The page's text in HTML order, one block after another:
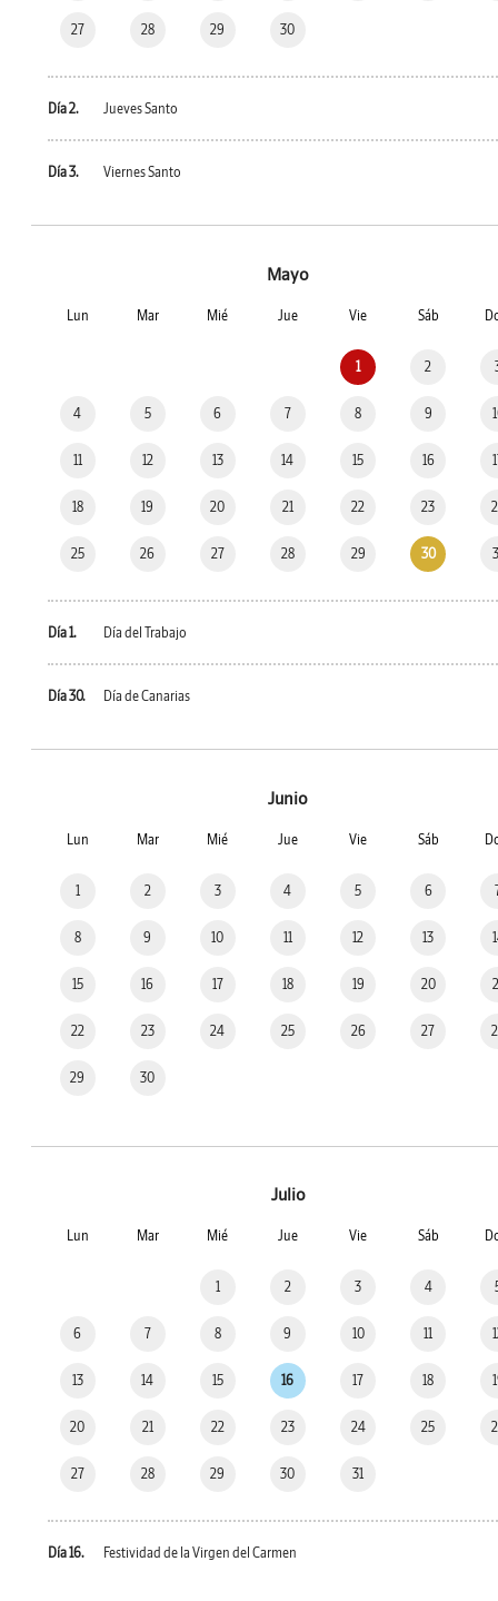
27 28 29 30
Día 2. Jueves Santo
Día 3. Viernes Santo
Mayo
Lun Mar Mié Jue Vie Sáb
1 2
4 5 6 7 8 9
11 12 13 14 15 16
18 19 20 21 22 23
25 26 27 28 29 30
Día 1. Día del Trabajo
Día 30. Día de Canarias
Junio
Lun Mar Mié Jue Vie Sáb
1 2 3 4 5 6
8 9 10 11 12 13
15 16 17 18 19 20
22 23 24 25 26 27
29 30
Julio
Lun Mar Mié Jue Vie Sáb
1 2 3 4
6 7 8 9 10 11
13 14 15 16 17 18
20 21 22 23 24 25
27 28 29 30 31
Día 16. Festividad de la Virgen del Carmen